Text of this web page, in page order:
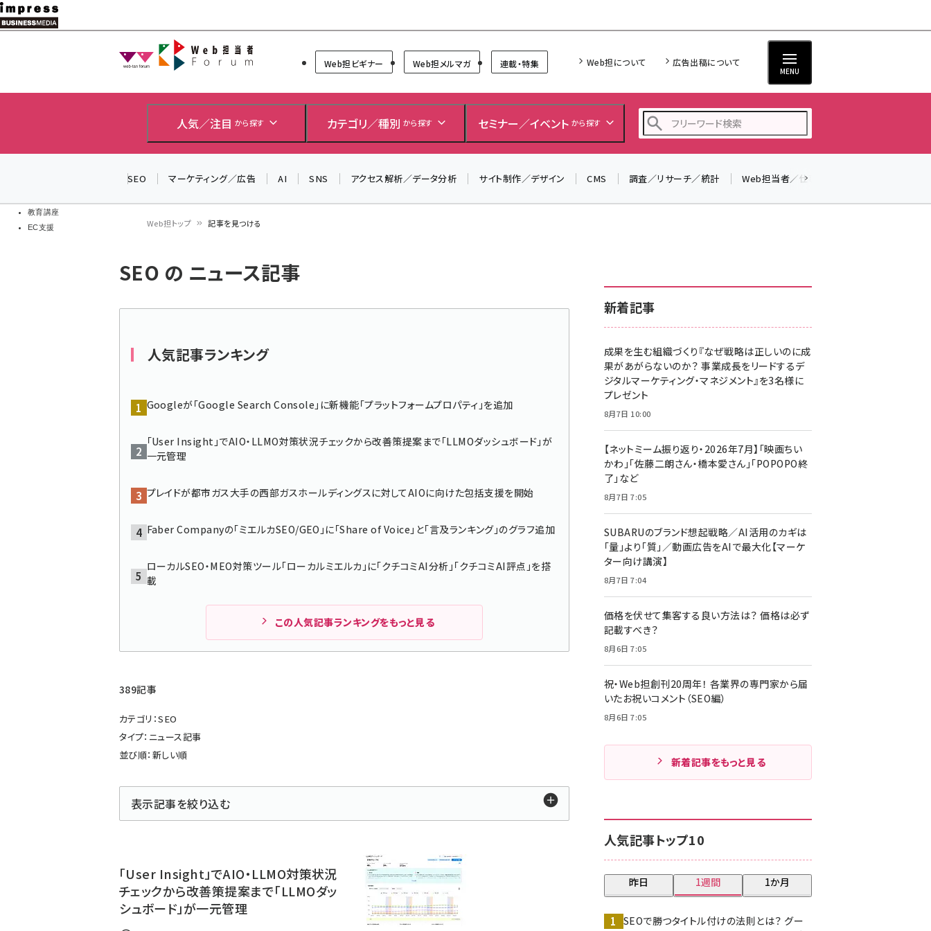
メ
イ
教育講座
EC支援
Web担当者Forum
Web担ビギナー Web担メルマガ 連載・特集 Web担について 広告出稿について
MENU
人気／注目 から探す カテゴリ／種別 から探す セミナー／イベント から探す
z世代 (1623)
meo (1277)
llmo (1167)
SEO マーケティング／広告 AI SNS アクセス解析／データ分析 サイト制作／デザイン CMS 調査／リサーチ／統計 Web担当者／仕事
ン
く
Web担トップ 記事を見つける
SEO の ニュース記事
人気記事ランキング
Googleが「Google Search Console」に新機能「プラットフォームプロパティ」を追加
「User Insight」でAIO・LLMO対策状況チェックから改善策提案まで「LLMOダッシュボード」が
一元管理
プレイドが都市ガス大手の西部ガスホールディングスに対してAIOに向けた包括支援を開始
Faber Companyの「ミエルカSEO/GEO」に「Share of Voice」と「言及ランキング」のグラフ追加
ローカルSEO・MEO対策ツール「ローカルミエルカ」に「クチコミAI分析」「クチコミAI評点」を搭
載
この人気記事ランキングをもっと見る
389記事
カテゴリ：SEO
タイプ：ニュース記事
並び順：新しい順
表示記事を絞り込む
「User Insight」でAIO・LLMO対策状況
チェックから改善策提案まで「LLMOダッ
シュボード」が一元管理
新着記事
成果を生む組織づくり『なぜ戦略は正しいのに成
果があがらないのか？ 事業成長をリードするデ
ジタルマーケティング・マネジメント』を3名様に
プレゼント
8月7日 10:00
【ネットミーム振り返り・2026年7月】「映画ちい
かわ」「佐藤二朗さん・橋本愛さん」「POPOPO終
了」など
8月7日 7:05
SUBARUのブランド想起戦略／AI活用のカギは
「量」より「質」／動画広告をAIで最大化【マーケ
ター向け講演】
8月7日 7:04
価格を伏せて集客する良い方法は？ 価格は必ず
記載すべき？
8月6日 7:05
祝・Web担創刊20周年！ 各業界の専門家から届
いたお祝いコメント（SEO編）
8月6日 7:05
新着記事をもっと見る
人気記事トップ10
昨日 1週間 1か月
SEOで勝つタイトル付けの法則とは？ グー
＼ 8月27日開催、申し込み受付中！ ／
2026」開催！
▼申し込みはこちらから▼